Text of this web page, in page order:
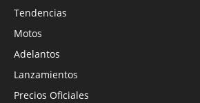
Tendencias
Motos
Adelantos
Lanzamientos
Precios Oficiales